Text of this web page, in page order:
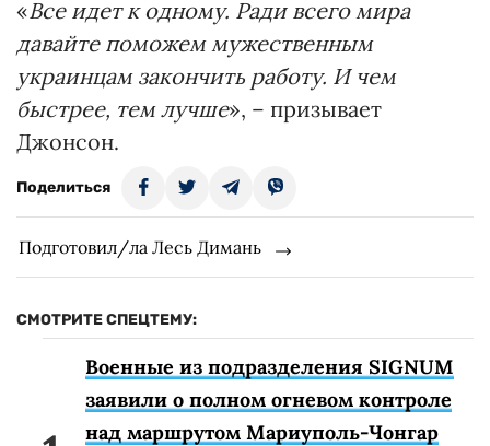
«Все идет к одному. Ради всего мира
давайте поможем мужественным
украинцам закончить работу. И чем
быстрее, тем лучше», – призывает
Джонсон.
Поделиться
Подготовил/ла Лесь Димань
СМОТРИТЕ СПЕЦТЕМУ:
Военные из подразделения SIGNUM
заявили о полном огневом контроле
над маршрутом Мариуполь-Чонгар